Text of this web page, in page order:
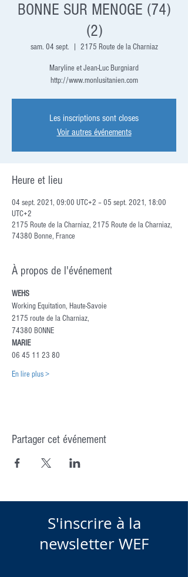
BONNE SUR MENOGE (74)
(2)
sam. 04 sept. 2175 Route de la Charniaz
Maryline et Jean-Luc Burgniard
http://www.monlusitanien.com
Les inscriptions sont closes
Voir autres événements
Heure et lieu
04 sept. 2021, 09:00 UTC+2 – 05 sept. 2021, 18:00
UTC+2
2175 Route de la Charniaz, 2175 Route de la Charniaz,
74380 Bonne, France
À propos de l'événement
WEHS
Working Equitation, Haute-Savoie
2175 route de la Charniaz,
74380 BONNE
MARIE
06 45 11 23 80
En lire plus >
Partager cet événement
S'inscrire à la
newsletter WEF